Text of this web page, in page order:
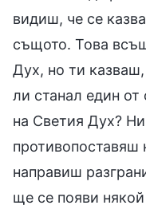
видиш, че се
същото. Това
Дух, но ти
ли станал един от
на Светия Дух?
направиш
ще се появи